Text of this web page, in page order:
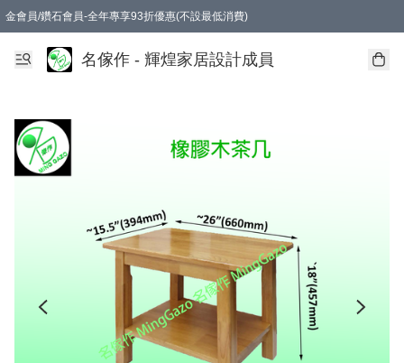
金會員/鑽石會員-全年專享93折優惠(不設最低消費)
名傢作 - 輝煌家居設計成員